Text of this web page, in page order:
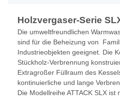
Ho lzvergaser-Serie
Die umweltfreundlichen
sind für die Beheizung von
Industrieobjekten geeignet. Die
Stückholz-Verbrennung
Extragroßer Füllraum des
kontinuierliche und lange
Die Modellreihe ATTACK SLX ist